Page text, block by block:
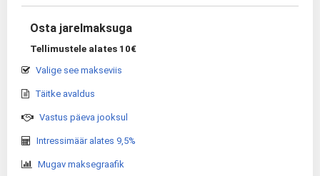
Osta jarelmaksuga
Tellimustele alates 10€
Valige see makseviis
Täitke avaldus
Vastus päeva jooksul
Intressimäär alates 9,5%
Mugav maksegraafik